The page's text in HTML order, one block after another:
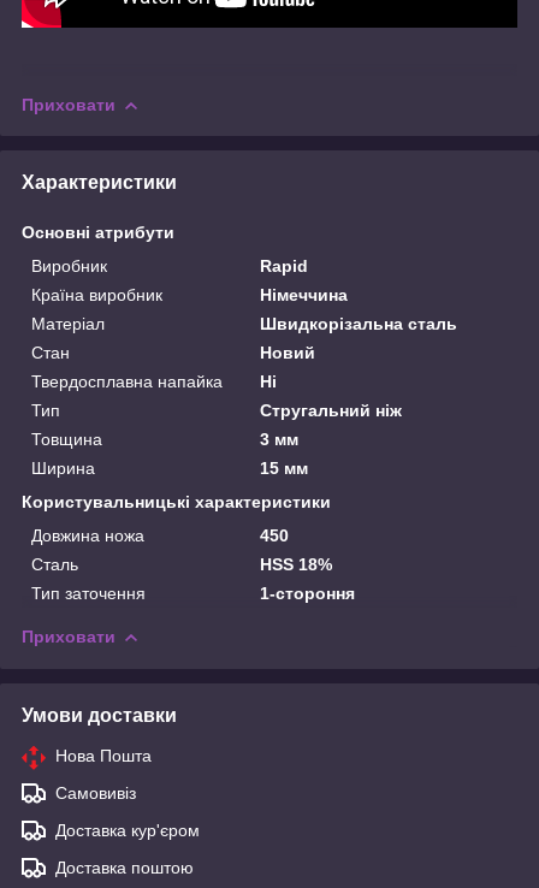
Приховати
Характеристики
Основні атрибути
Виробник
Rapid
Країна виробник
Німеччина
Матеріал
Швидкорізальна сталь
Стан
Новий
Твердосплавна напайка
Ні
Тип
Стругальний ніж
Товщина
3 мм
Ширина
15 мм
Користувальницькі характеристики
Довжина ножа
450
Сталь
HSS 18%
Тип заточення
1-стороння
Приховати
Умови доставки
Нова Пошта
Самовивіз
Доставка кур'єром
Доставка поштою